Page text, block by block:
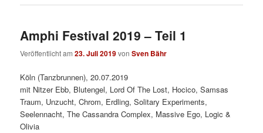
Amphi Festival 2019 – Teil 1
Veröffentlicht am23. Juli 2019vonSven Bähr
Köln (Tanzbrunnen), 20.07.2019
mit Nitzer Ebb, Blutengel, Lord Of The Lost, Hocico, Samsas
Traum, Unzucht, Chrom, Erdling, Solitary Experiments,
Seelennacht, The Cassandra Complex, Massive Ego, Logic &
Olivia